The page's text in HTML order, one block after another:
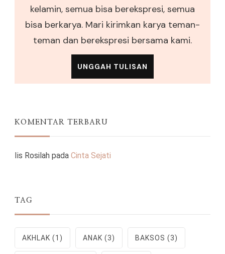
kelamin, semua bisa berekspresi, semua
bisa berkarya. Mari kirimkan karya teman-
teman dan berekspresi bersama kami.
UNGGAH TULISAN
KOMENTAR TERBARU
Iis Rosilah pada Cinta Sejati
TAG
AKHLAK (1) ANAK (3) BAKSOS (3)